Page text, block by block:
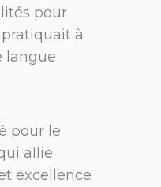
pour
à
langue
pour le
allie
excellence